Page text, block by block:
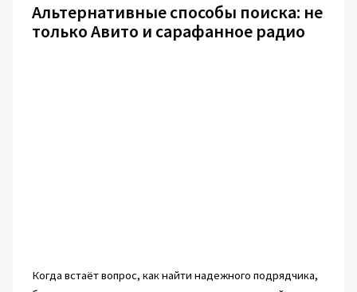
Альтернативные способы поиска: не
только Авито и сарафанное радио
Когда встаёт вопрос, как найти надежного подрядчика,